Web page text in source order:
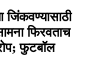
जिंकवण्यासाठी
फिरवताच
फुटबॉल